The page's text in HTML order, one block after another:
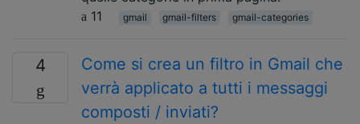
11
gmail gmail-filters gmail-categories
4
Come si crea un filtro in Gmail che
verrà applicato a tutti i messaggi
composti / inviati?